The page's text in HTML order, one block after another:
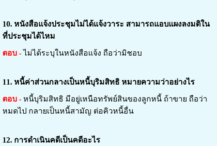
10. หนังสือแจ้งประชุมไม่ได้แจ้งวาระ สามารถแอบแผงลงมติใน
ที่ประชุมได้ไหม
ตอบ -ไม่ได้ระบุในหนังสือแจ้ง ถือว่ามิชอบ
11. หนี้ค่าส่วนกลางเป็นหนี้บุริมสิทธิ หมายความว่าอย่างไร
ตอบ -หนี้บุริมสิทธิ มีอยู่เหนือทรัพย์สินของลูกหนี้ ถ้าขาย ถือว่า
หมดไป กลายเป็นหนี้สามัญ ต่อคิวหนี้อื่น
12. การดำเนินคดีเป็นคดีอะไร